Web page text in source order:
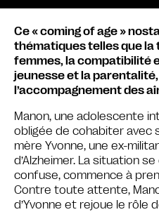
Ce « coming of age »
thématiques telles que
femmes, la compatibilité
jeunesse et la
l’accompagnement des
Manon, une adolescente
obligée de cohabiter avec
mère Yvonne, une ex-
d’Alzheimer. La situation
confuse, commence à
Contre toute attente,
d’Yvonne et rejoue le rôle